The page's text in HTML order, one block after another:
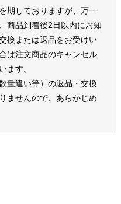
期しておりますが、万一
商品到着後2日以内にお知
換または返品をお受けい
は注文商品のキャンセル
ます。
量違い等）の返品・交換
ませんので、あらかじめ